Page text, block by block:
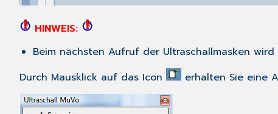
HINWEIS:
Beim nächsten Aufruf der Ultraschallmasken
Durch Mausklick auf das Icon
erhalten Sie eine